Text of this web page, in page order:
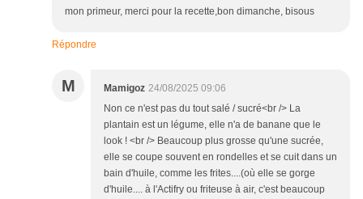
mon primeur, merci pour la recette,bon dimanche, bisous
Répondre
M Mamigoz 24/08/2025 09:06
Non ce n'est pas du tout salé / sucré<br /> La
plantain est un légume, elle n'a de banane que le
look ! <br /> Beaucoup plus grosse qu'une sucrée,
elle se coupe souvent en rondelles et se cuit dans un
bain d'huile, comme les frites....(où elle se gorge
d'huile.... à l'Actifry ou friteuse à air, c'est beaucoup